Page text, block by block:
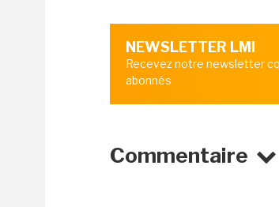
NEWSLETTER LMI
Recevez notre newsletter
abonnés
Commentaire